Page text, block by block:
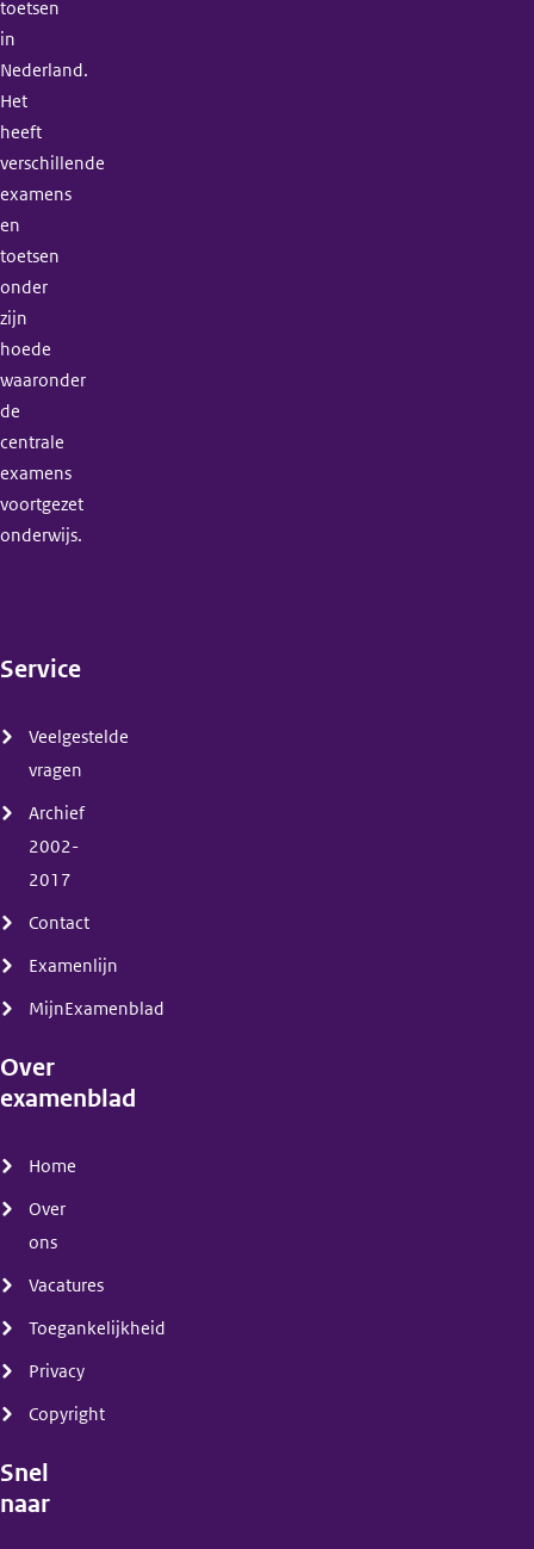
toetsen
in
Nederland.
Het
heeft
verschillende
examens
en
toetsen
onder
zijn
hoede
waaronder
de
centrale
examens
voortgezet
onderwijs.
Service
Veelgestelde
vragen
Archief
2002-
2017
Contact
Examenlijn
MijnExamenblad
Over
examenblad
Home
Over
ons
Vacatures
Toegankelijkheid
Privacy
Copyright
Snel
naar